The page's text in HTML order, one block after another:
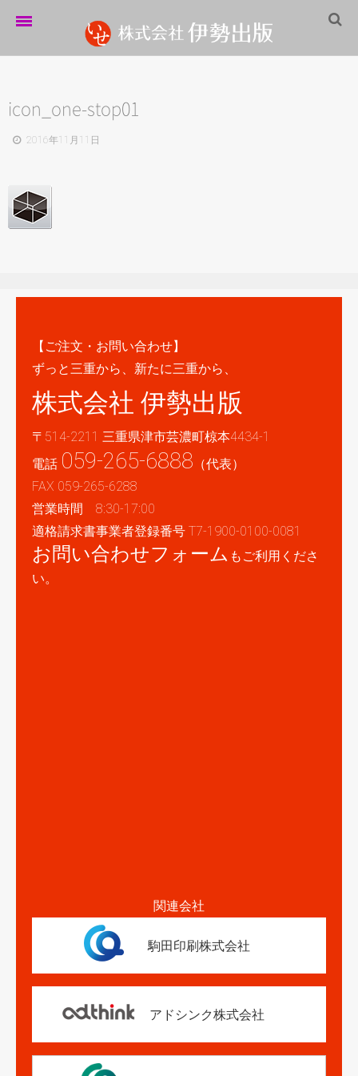
伊勢出版だより
営業案内
企業情報
お問い合わせ
icon_one-stop01
2016年11月11日
【ご注文・お問い合わせ】
ずっと三重から、新たに三重から、
株式会社 伊勢出版
〒514-2211 三重県津市芸濃町椋本4434-1
電話 059-265-6888 （代表）
FAX 059-265-6288
営業時間 8:30-17:00
適格請求書事業者登録番号 T7-1900-0100-0081
お問い合わせフォーム もご利用くださ
い。
関連会社
駒田印刷株式会社
アドシンク株式会社